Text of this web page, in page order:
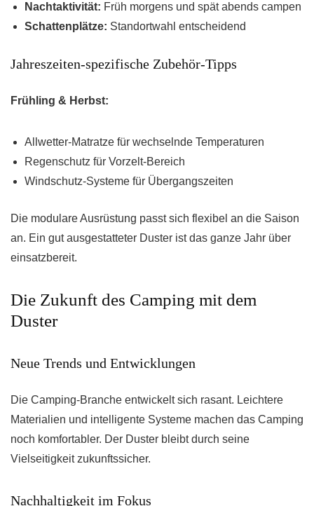
Nachtaktivität: Früh morgens und spät abends campen
Schattenplätze: Standortwahl entscheidend
Jahreszeiten-spezifische Zubehör-Tipps
Frühling & Herbst:
Allwetter-Matratze für wechselnde Temperaturen
Regenschutz für Vorzelt-Bereich
Windschutz-Systeme für Übergangszeiten
Die modulare Ausrüstung passt sich flexibel an die Saison
an. Ein gut ausgestatteter Duster ist das ganze Jahr über
einsatzbereit.
Die Zukunft des Camping mit dem
Duster
Neue Trends und Entwicklungen
Die Camping-Branche entwickelt sich rasant. Leichtere
Materialien und intelligente Systeme machen das Camping
noch komfortabler. Der Duster bleibt durch seine
Vielseitigkeit zukunftssicher.
Nachhaltigkeit im Fokus